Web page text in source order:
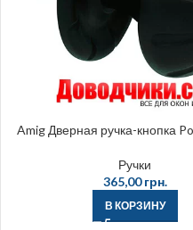
Amig Дверная ручка-кнопка
Ручки
365,00грн.
В КОРЗИНУ